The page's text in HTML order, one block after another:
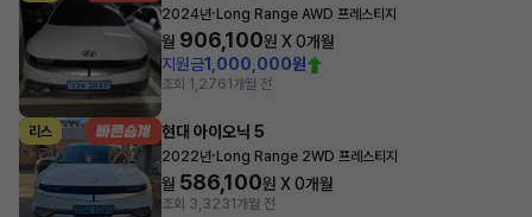
2024년· Long Range AWD 프레스티지
월 906,100원 X0개월
지원금1,000,000원
조회 1,2761개월 전
리스 현대 아이오닉 5
2022년· Long Range 2WD 프레스티지
월 586,100원 X0개월
조회 3,3231개월 전